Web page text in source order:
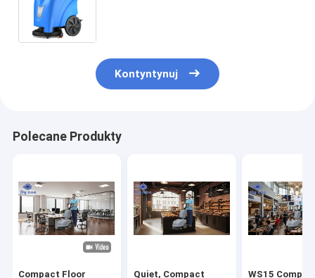
Kontyntynuj
Polecane Produkty
Compact Floor Quiet, Compact WS15